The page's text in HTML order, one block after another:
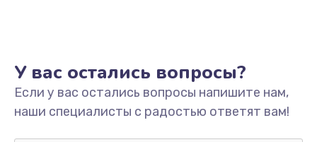
У вас остались вопросы?
Если у вас остались вопросы напишите нам,
наши специалисты с радостью ответят вам!